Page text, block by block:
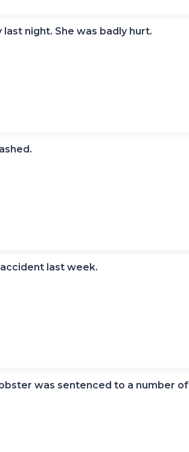
last night. She was badly hurt.
accident last week.
was sentenced to a number of